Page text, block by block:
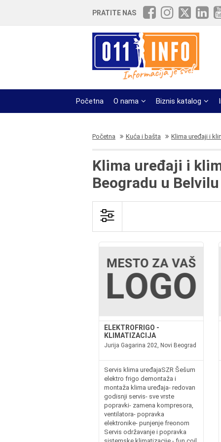
PRATITE NAS
Početna O nama Biznis katalog
Početna Kuća i bašta Klima uređaji i
Klima uređaji i
Beogradu u
ELEKTROFRIGO -
KLIMATIZACIJA
Jurija Gagarina 202, Novi Beograd
Servis klima uređajaSZR Šešum
elektro frigo demontaža i
montaža klima uređaja- redovan
godisnji servis- sve vrste
popravki- zamena kompresora,
ventilatora- popravka
elektronike- punjenje freonom
Servis održavanje i popravka